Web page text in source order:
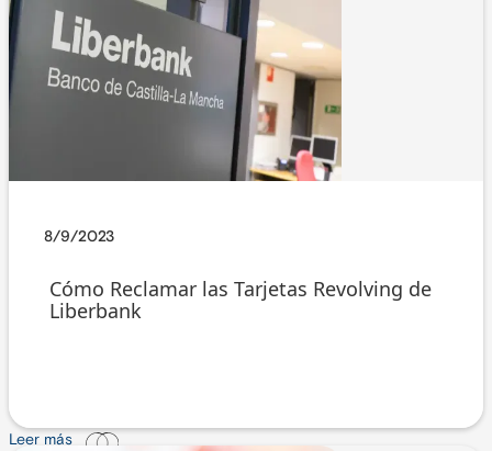
8/9/2023
Cómo Reclamar las Tarjetas Revolving de
Liberbank
Leer más